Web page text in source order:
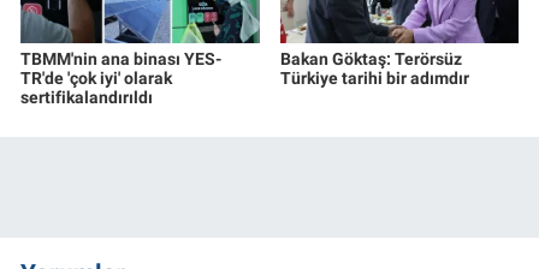
TBMM'nin ana binası YES-
TR'de 'çok iyi' olarak
sertifikalandırıldı
Bakan Göktaş: Terörsüz
Türkiye tarihi bir adımdır